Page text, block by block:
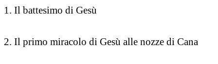
1. Il battesimo di Gesù
2. Il primo miracolo di Gesù alle nozze di Cana